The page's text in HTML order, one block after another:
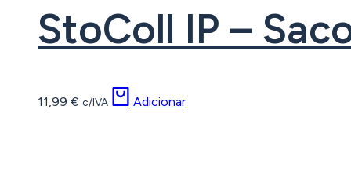
StoColl IP –
11,99 € c/IVA Adicionar